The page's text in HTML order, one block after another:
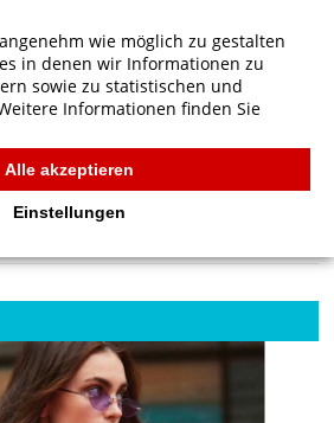
Hood
wie möglich zu gestalten
in denen wir Informationen zu
sowie zu statistischen und
Informationen finden Sie
Alle akzeptieren
Einstellungen